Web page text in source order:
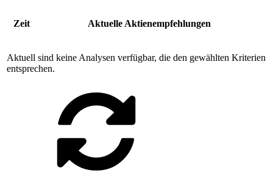
Zeit Aktuelle Aktienempfehlungen
Aktuell sind keine Analysen verfügbar, die den gewählten Kriterien
entsprechen.